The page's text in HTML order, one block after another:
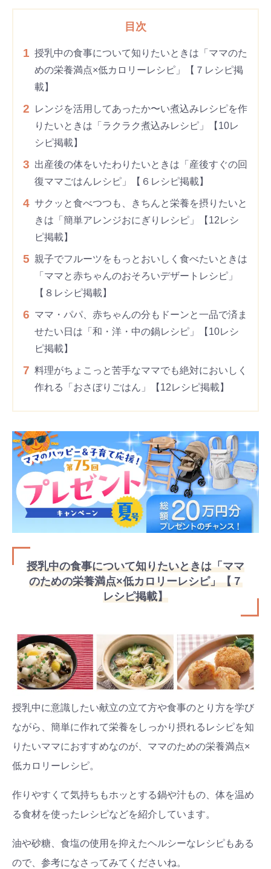
目次
1 授乳中の食事について知りたいときは「ママのた
めの栄養満点×低カロリーレシピ」【７レシピ掲
載】
2
レンジを活用してあったか〜い煮込みレシピを作
りたいときは「ラクラク煮込みレシピ」【10レ
シピ掲載】
3 出産後の体をいたわりたいときは「産後すぐの回
復ママごはんレシピ」【６レシピ掲載】
4 サクッと食べつつも、きちんと栄養を摂りたいと
きは「簡単アレンジおにぎりレシピ」【12レシ
ピ掲載】
5 親子でフルーツをもっとおいしく食べたいときは
「ママと赤ちゃんのおそろいデザートレシピ」
【８レシピ掲載】
6 ママ・パパ、赤ちゃんの分もドーンと一品で済ま
せたい日は「和・洋・中の鍋レシピ」【10レシ
ピ掲載】
7 料理がちょこっと苦手なママでも絶対においしく
作れる「おさぼりごはん」【12レシピ掲載】
授乳中の食事について知りたいときは「ママ
のための栄養満点×低カロリーレシピ」【７
レシピ掲載】
授乳中に意識したい献立の立て方や食事のとり方を学び
ながら、簡単に作れて栄養をしっかり摂れるレシピを知
りたいママにおすすめなのが、ママのための栄養満点×
低カロリーレシピ。
作りやすくて気持ちもホッとする鍋や汁もの、体を温め
る食材を使ったレシピなどを紹介しています。
油や砂糖、食塩の使用を抑えたヘルシーなレシピもある
ので、参考になさってみてくださいね。